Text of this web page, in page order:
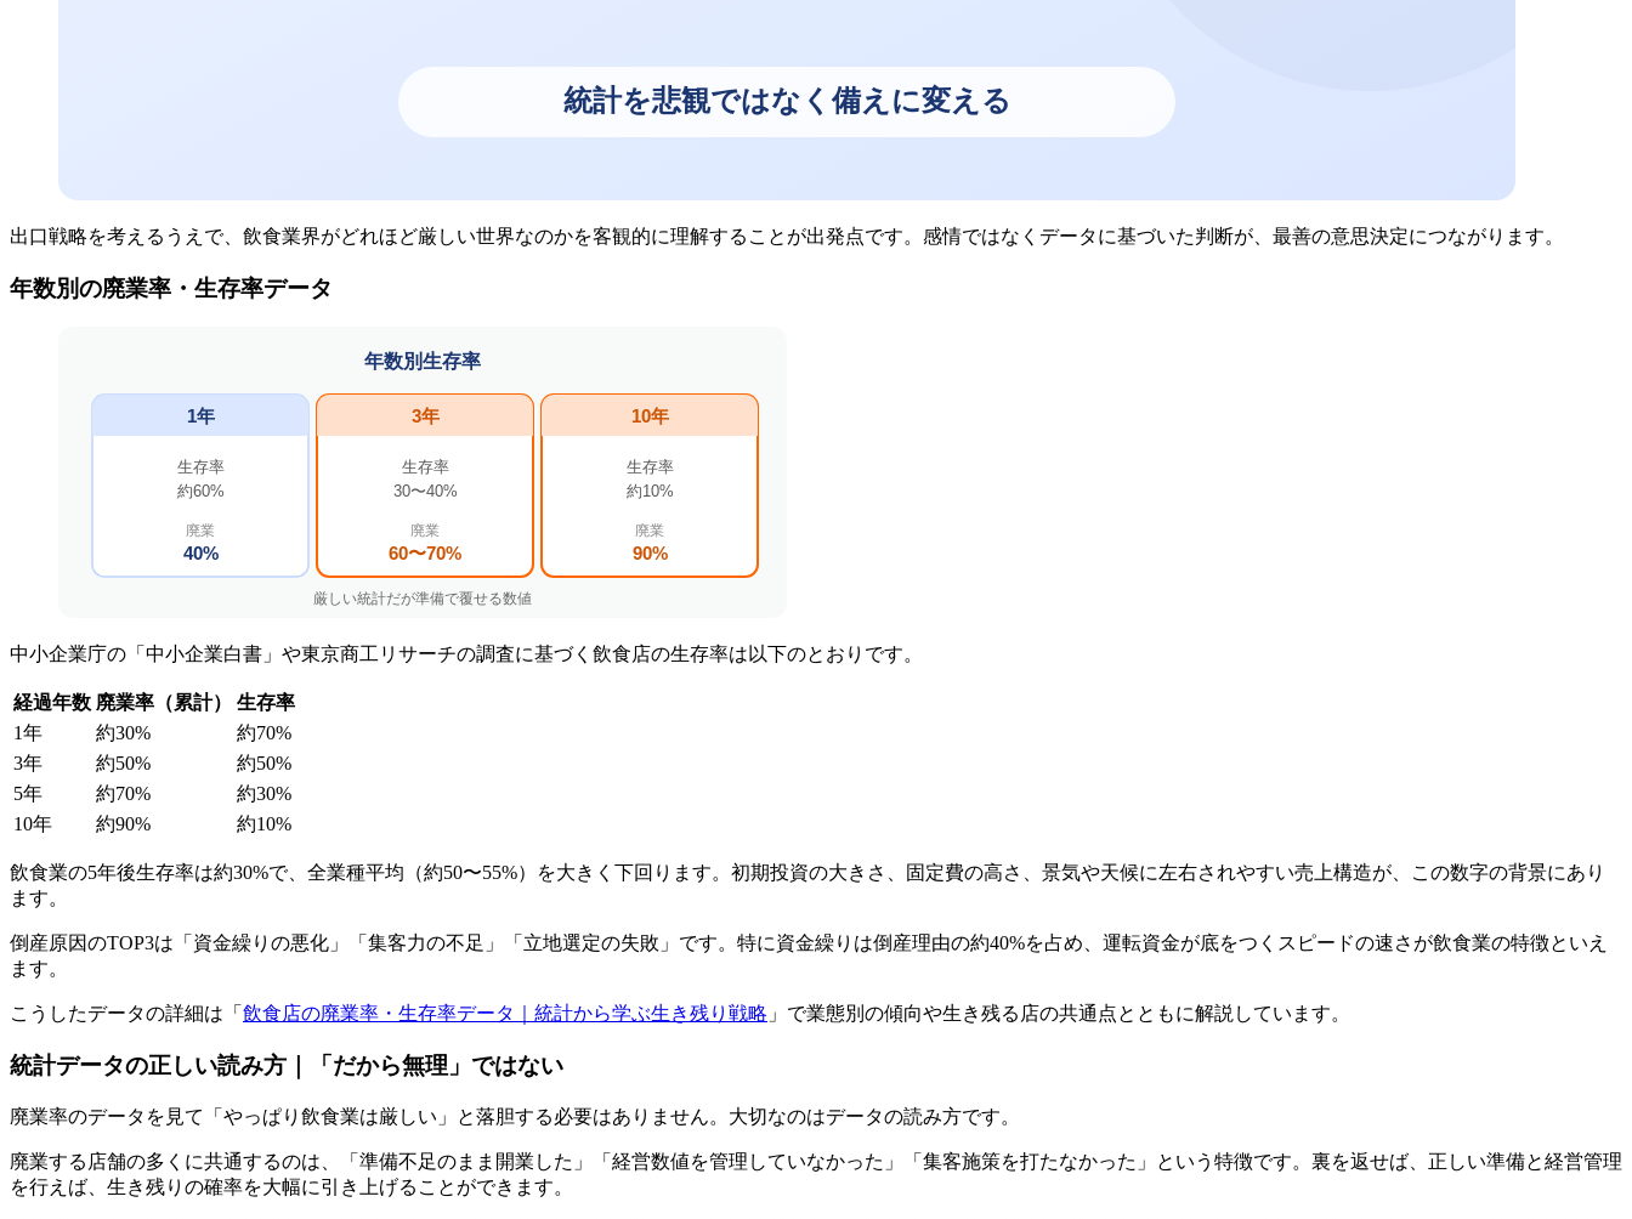
出口戦略を考えるうえで、飲食業界がどれほど厳しい世界なのかを客観的に理解することが出発点です。感情ではなくデータに基づいた判断が、最善の意思決定につながります。
年数別の廃業率・生存率データ
中小企業庁の「中小企業白書」や東京商工リサーチの調査に基づく飲食店の生存率は以下のとおりです。
経過年数 廃業率（累計）
生存率
1年
約30%
約70%
3年
約50%
約50%
5年
約70%
約30%
10年
約90% 約10%
飲食業の5年後生存率は約30%で、全業種平均（約50〜55%）を大きく下回ります。初期投資の大きさ、固定費の高さ、景気や天候に左右されやすい売上構造が、この数字の背景にあり
ます。
倒産原因のTOP3は「資金繰りの悪化」「集客力の不足」「立地選定の失敗」です。特に資金繰りは倒産理由の約40%を占め、運転資金が底をつくスピードの速さが飲食業の特徴といえ
ます。
こうしたデータの詳細は「 飲食店の廃業率・生存率データ｜統計から学ぶ生き残り戦略 」で業態別の傾向や生き残る店の共通点とともに解説しています。
統計データの正しい読み方｜「だから無理」ではない
廃業率のデータを見て「やっぱり飲食業は厳しい」と落胆する必要はありません。大切なのはデータの読み方です。
廃業する店舗の多くに共通するのは、「準備不足のまま開業した」「経営数値を管理していなかった」「集客施策を打たなかった」という特徴です。裏を返せば、正しい準備と経営管理
を行えば、生き残りの確率を大幅に引き上げることができます。